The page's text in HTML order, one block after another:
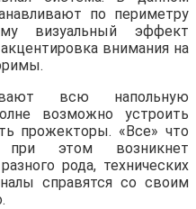
по периметру
визуальный эффект
внимания на
всю напольную
возможно устроить
прожекторы. «Все» что
этом возникнет
рода, технических
справятся со своим